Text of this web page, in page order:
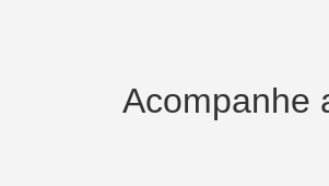
Acompanhe